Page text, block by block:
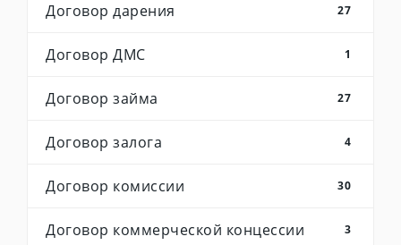
Договор дарения 27
Договор ДМС 1
Договор займа 27
Договор залога 4
Договор комиссии 30
Договор коммерческой концессии 3